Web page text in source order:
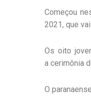
Começou
2021 , que
Os oito
a cerimônia
O paranaense